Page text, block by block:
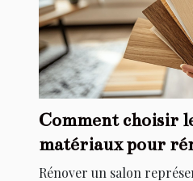
Comment choisir
matériaux pour
salon
Rénover un salon